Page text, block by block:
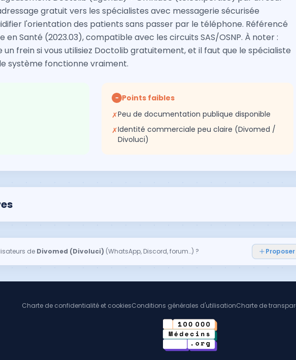
gratuit vers les spécialistes avec messagerie sécurisée
l'orientation des patients sans passer par le téléphone. Référencé
en Santé (2023.03), compatible avec les circuits SAS/OSNP. À noter :
frein si vous utilisiez Doctolib gratuitement, et il faut que le spécialiste
système fonctionne vraiment.
− Points faibles
✗Peu de documentation publique disponible
✗Identité commerciale peu claire (Divomed /
Divoluci)
de Divomed (Divoluci) (WhatsApp, Discord, forum…) ? Proposer
Charte de confidentialité et cookiesConditions générales d'utilisationCharte de